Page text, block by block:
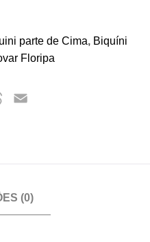
parte de Cima, Biquíni
Floripa
Threads
(0)